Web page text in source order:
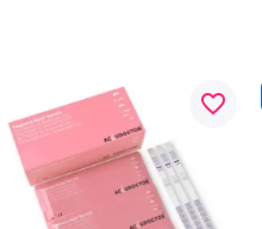
favorite_border